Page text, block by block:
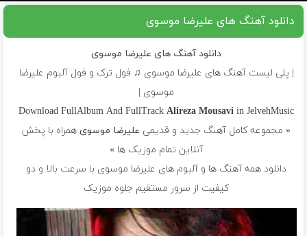
دانلود آهنگ های علیرضا موسوی
دانلود آهنگ های علیرضا موسوی
| پلی لیست آهنگ های علیرضا موسوی ♫ فول ترک و فول آلبوم علیرضا
موسوی |
Download FullAlbum And FullTrackAlireza Mousaviin JelvehMusic
« مجموعه کامل آهنگ جدید و قدیمی علیرضا موسویهمراه با پخش
آنلاین تمام موزیک ها »
دانلود همه آهنگ ها و آلبوم های علیرضا موسوی با سرعت بالا و دو
کیفیت از سرور مستقیم جلوه موزیک